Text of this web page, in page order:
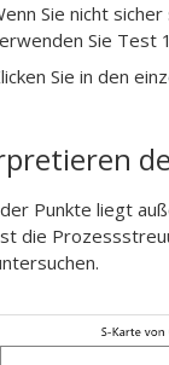
Sie nicht
Sie Test
Sie in den
Punkte liegt
die